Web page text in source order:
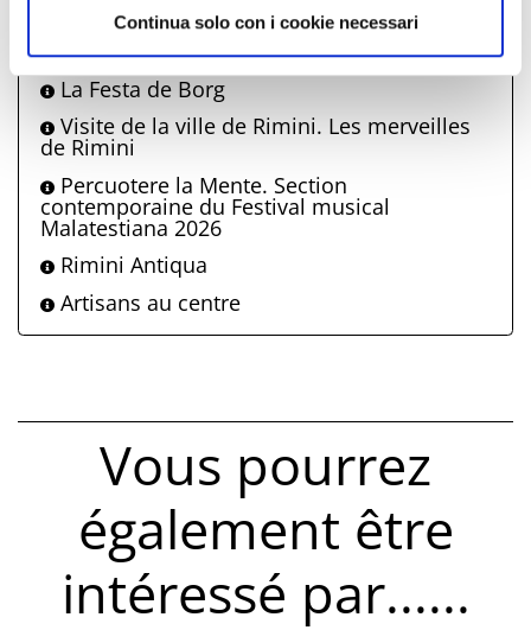
Continua solo con i cookie necessari
Vendredi soir dans le centre ville
Feux d'artifice
La Festa de Borg
Visite de la ville de Rimini. Les merveilles
de Rimini
Percuotere la Mente. Section
contemporaine du Festival musical
Malatestiana 2026
Rimini Antiqua
Artisans au centre
Vous pourrez
également être
intéressé par......